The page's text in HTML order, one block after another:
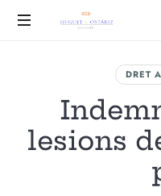
Huguet
Ostáriz
DRET
lesions